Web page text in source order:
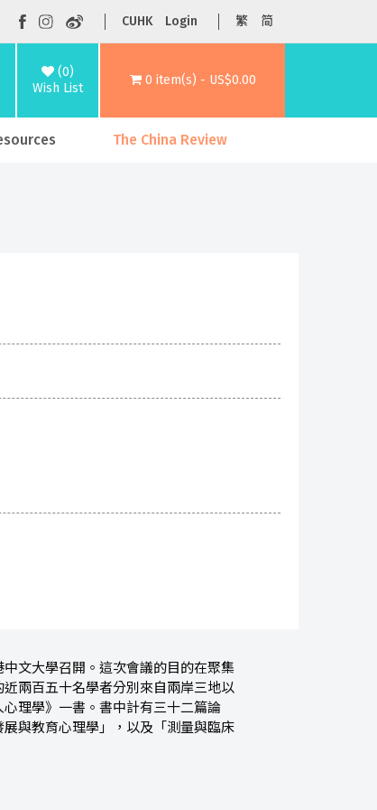
CUHK Login 繁 简
(0)
Wish List
0 item(s) - US$0.00
The China Review
文大學召開。這次會議的目的在聚集
兩百五十名學者分別來自兩岸三地以
理學》一書。書中計有三十二篇論
與教育心理學」，以及「測量與臨床